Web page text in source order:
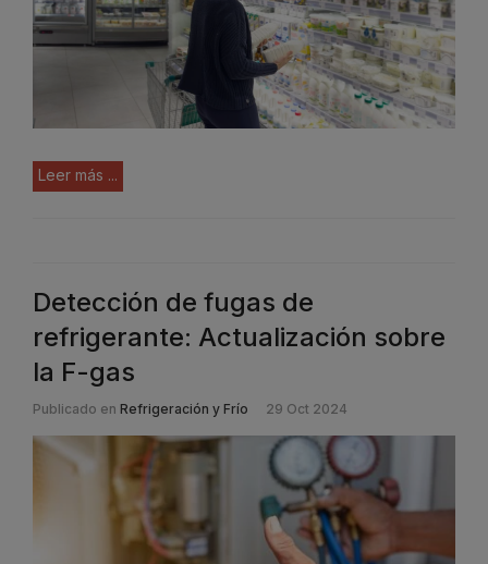
Leer más ...
Detección de fugas de
refrigerante: Actualización sobre
la F-gas
Publicado en Refrigeración y Frío 29 Oct 2024